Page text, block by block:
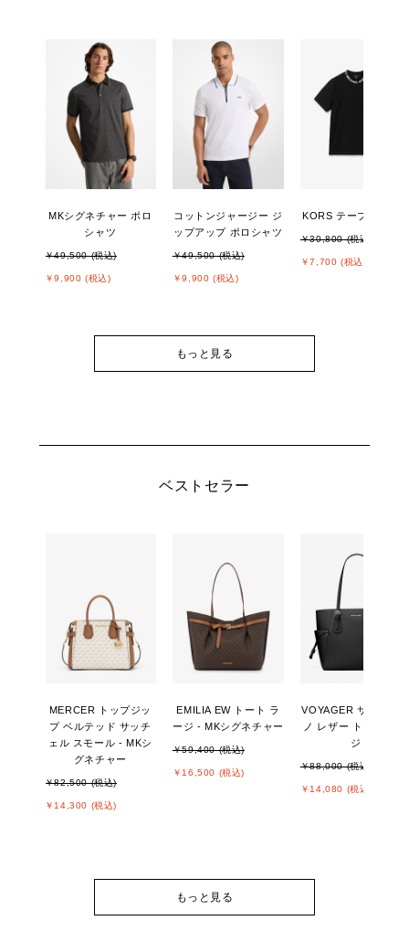
MKシグネチャー ポロ
シャツ
￥49,500 (税込)
￥9,900 (税込)
コットンジャージー ジ
ップアップ ポロシャツ
￥49,500 (税込)
￥9,900 (税込)
KORS テープ Tシャツ
￥30,800 (税込)
￥7,700 (税込)
もっと見る
ベストセラー
MERCER トップジッ
プ ベルテッド サッチ
ェル スモール - MKシ
グネチャー
￥82,500 (税込)
￥14,300 (税込)
EMILIA EW トート ラ
ージ - MKシグネチャー
￥59,400 (税込)
￥16,500 (税込)
VOYAGER サフィア
ノ レザー トート ラー
ジ
￥88,000 (税込)
￥14,080 (税込)
もっと見る